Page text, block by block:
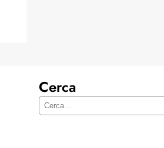
Cerca
C